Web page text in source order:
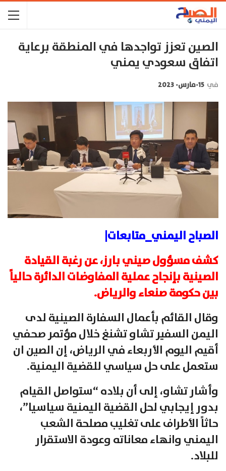
الصين تعزز تواجدها في المنطقة برعاية
اتفاق سعودي يمني
في 15-مارس- 2023
الصباح اليمني_متابعات|
كشف مسؤول صيني بارز، عن رغبة القيادة
الصينية بإنجاح عملية المفاوضات الدائرة حالياً
بين حكومة صنعاء والرياض.
وقال القائم بأعمال السفارة الصينية لدى
اليمن السفير تشاو تشنغ خلال مؤتمر صحفي
أقيم اليوم الأربعاء في الرياض، إن الصين ان
ستعمل على حل سياسي للقضية اليمنية.
وأشار تشاو، إلى أن بلاده “ستواصل القيام
بدور إيجابي لحل القضية اليمنية سياسيا”،
حاثاً الأطراف على تغليب مصلحة الشعب
اليمني وانهاء معاناته وعودة الاستقرار
للبلاد.